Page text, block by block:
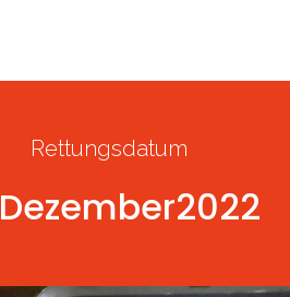
Rettungsdatum
Dezember2022